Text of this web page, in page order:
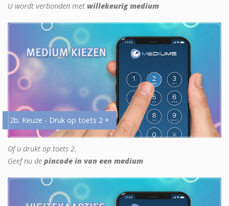
U wordt verbonden met willekeurig medium
2b. Keuze - Druk op toets 2 +
Of u drukt op toets 2.
Geef nu de pincode in van een medium